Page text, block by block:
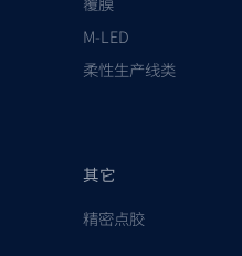
M-LED
柔性生产线类
其它
精密点胶